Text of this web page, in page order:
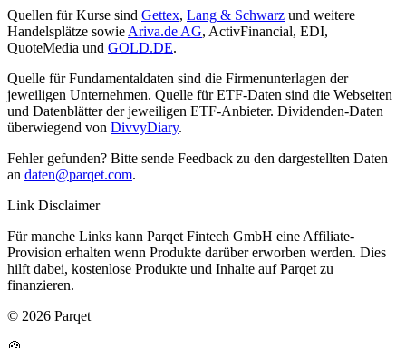
Quellen für Kurse sind Gettex, Lang & Schwarz und weitere
Handelsplätze sowie Ariva.de AG, ActivFinancial, EDI,
QuoteMedia und GOLD.DE.
Quelle für Fundamentaldaten sind die Firmenunterlagen der
jeweiligen Unternehmen. Quelle für ETF-Daten sind die Webseiten
und Datenblätter der jeweiligen ETF-Anbieter. Dividenden-Daten
überwiegend von DivvyDiary.
Fehler gefunden? Bitte sende Feedback zu den dargestellten Daten
an daten@parqet.com.
Link Disclaimer
Für manche Links kann Parqet Fintech GmbH eine Affiliate-
Provision erhalten wenn Produkte darüber erworben werden. Dies
hilft dabei, kostenlose Produkte und Inhalte auf Parqet zu
finanzieren.
© 2026 Parqet